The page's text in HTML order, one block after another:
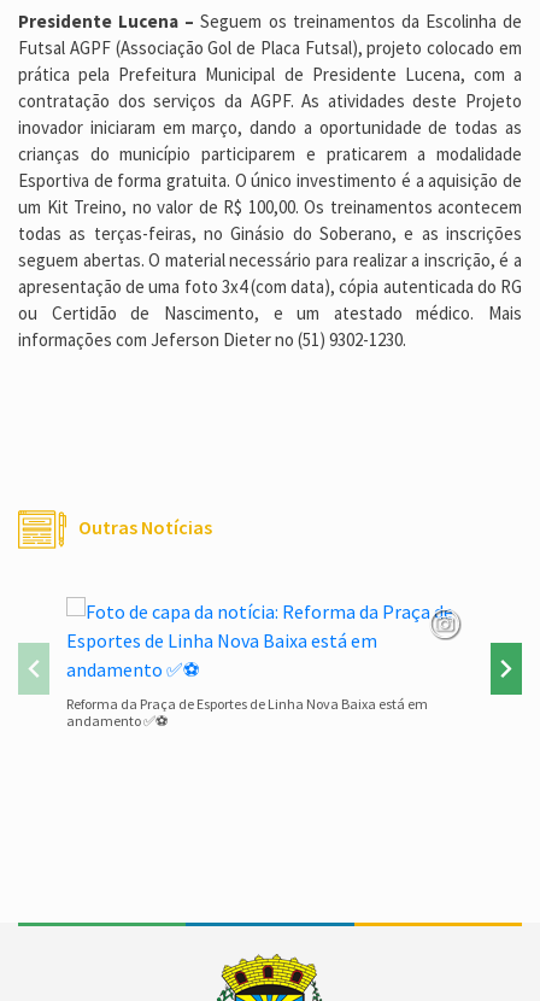
Presidente Lucena – Seguem os treinamentos da Escolinha de
Futsal AGPF (Associação Gol de Placa Futsal), projeto colocado em
prática pela Prefeitura Municipal de Presidente Lucena, com a
contratação dos serviços da AGPF. As atividades deste Projeto
inovador iniciaram em março, dando a oportunidade de todas as
crianças do município participarem e praticarem a modalidade
Esportiva de forma gratuita. O único investimento é a aquisição de
um Kit Treino, no valor de R$ 100,00. Os treinamentos acontecem
todas as terças-feiras, no Ginásio do Soberano, e as inscrições
seguem abertas. O material necessário para realizar a inscrição, é a
apresentação de uma foto 3x4 (com data), cópia autenticada do RG
ou Certidão de Nascimento, e um atestado médico. Mais
informações com Jeferson Dieter no (51) 9302-1230.
Outras Notícias
Reforma da Praça de Esportes de Linha Nova Baixa está em
andamento ✅⚽
Família